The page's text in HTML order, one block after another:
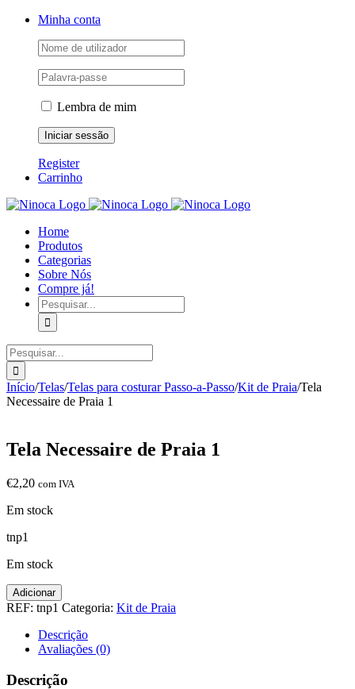
Skip
Facebook
Instagram
YouTubeMinha conta
Lembra de mim
Register
Carrinho
Home
Produtos
Categorias
Sobre Nós
Compre já!
Pesquisar
Pesquisar
Início/Telas/Telas para costurar Passo-a-Passo/Kit de Praia/Tela
Necessaire de Praia 1
Tela Necessaire de Praia 1
€2,20 com IVA
Em stock
tnp1
Em stock
Quantidade
de
Necessaire
1
Adicionar
REF: tnp1 Categoria: Kit de Praia
Descrição
Avaliações (0)
Descrição